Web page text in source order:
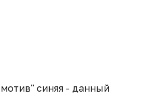
синяя - данный